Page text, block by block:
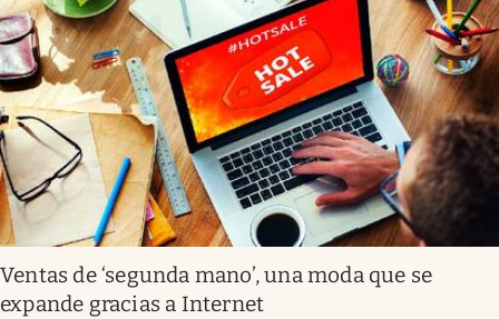
Ventas de ‘segunda mano’, una moda que se
expande gracias a Internet